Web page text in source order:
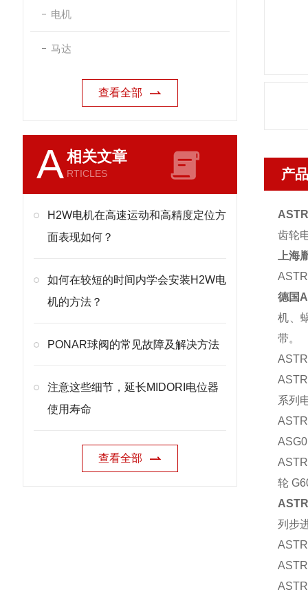
电机
马达
查看全部
A相关文章
RTICLES
H2W电机在高速运动和高精度定位方
面表现如何？
如何在较短的时间内学会安装H2W电
机的方法？
PONAR球阀的常见故障及解决方法
注意这些细节，延长MIDORI电位器
使用寿命
查看全部
产
齿轮
上海
德国
机、
带。
系列
轮
列步